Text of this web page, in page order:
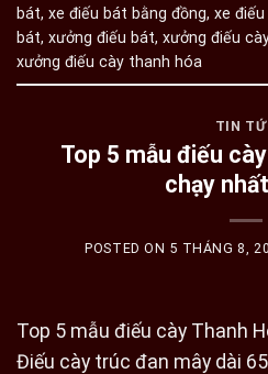
bát, xe điếu bát bằng đồng, xe
bát, xưởng điếu bát, xưởng điếu cày
xưởng điếu cày thanh hóa
TIN
Top 5 mẫu điếu
chạy
POSTED ON 5 THÁNG 8,
Top 5 mẫu điếu cày Thanh
Điếu cày trúc đan mây dài